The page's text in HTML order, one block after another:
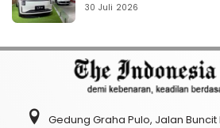
30 Juli 2026
Gedung Graha Pulo, Jalan Buncit